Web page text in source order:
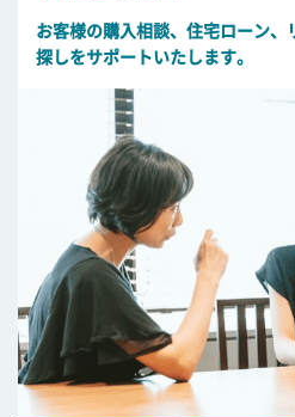
お客様の購入相談、住宅ローン、
探しをサポートいたします。